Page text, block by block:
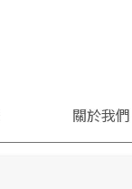
關於我們